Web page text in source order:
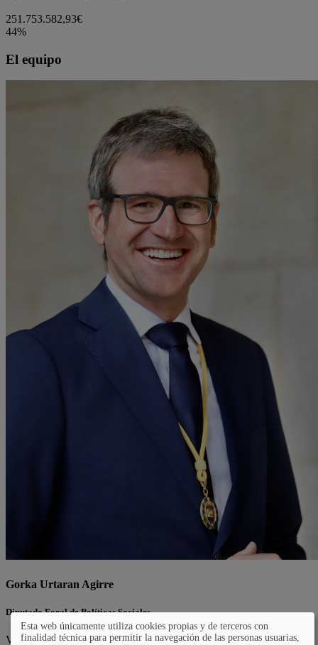
251.753.582,93€
44%
El equipo
Gorka Urtaran Agirre
Diputado Foral de Políticas Sociales
Vitoria-Gasteiz, 1973
Esta web únicamente utiliza cookies propias y de terceros con
finalidad técnica para permitir la navegación de las personas usuarias,